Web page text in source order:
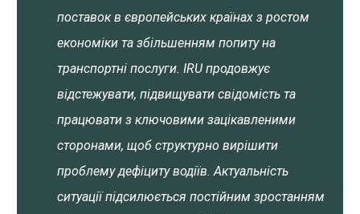
поставок в європейських країнах з ростом
економіки та збільшенням попиту на
транспортні послуги. IRU продовжує
відстежувати, підвищувати свідомість та
працювати з ключовими зацікавленими
сторонами, щоб структурно вирішити
проблему дефіциту водіїв. Актуальність
ситуації підсилюється постійним зростанням